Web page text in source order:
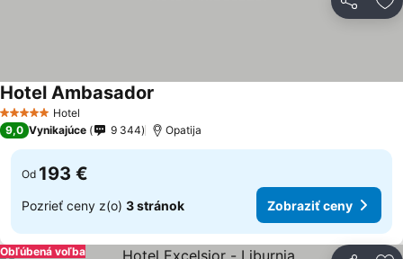
Zdieľať
5 Počet hviezdičiek
Hotel
Hotel Ambasador
9,0 Vynikajúce 9 344 Opatija
Od 193 €
Pozrieť ceny z(o) 3 stránok Zobraziť ceny
Obľúbená voľba